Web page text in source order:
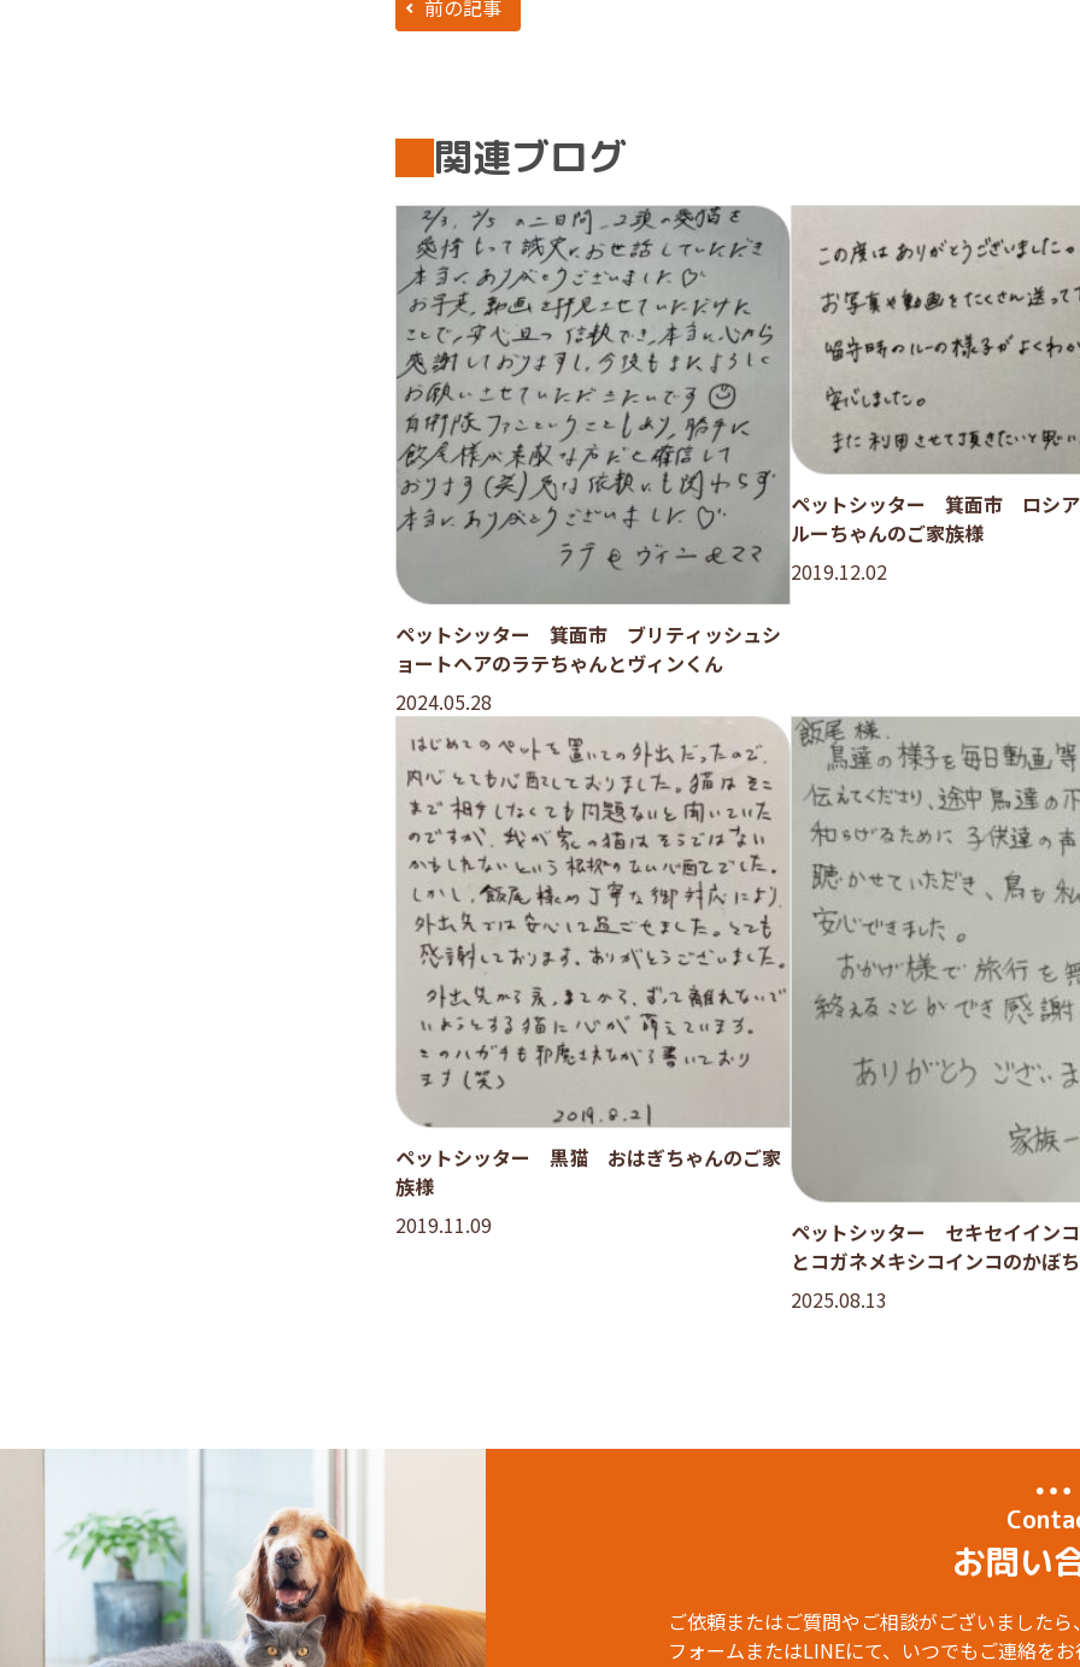
前の記事
関連ブログ
ペットシッター 箕面市 ブリティッシュシ
ョートヘアのラテちゃんとヴィンくん
2024.05.28
ペットシッター 箕面市 ロシ
ルーちゃんのご家族様
2019.12.02
ペットシッター 黒猫 おはぎちゃんのご家
族様
2019.11.09
ペットシッター セキセイイン
とコガネメキシコインコのかぼ
族様
2025.08.13
お問い
ご依頼またはご質問やご相談がございました
フォームまたはLINEにて、いつでもご連絡を